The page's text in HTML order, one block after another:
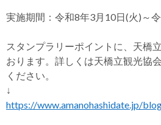
実施期間：令和8年3月10日(火)～
スタンプラリーポイントに、天橋
おります。詳しくは天橋立観光協
ください。
↓
https://www.amanohashidate.jp/